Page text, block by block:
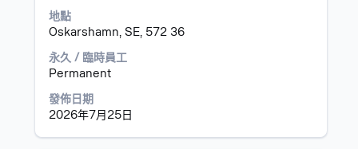
容。
地點
Oskarshamn, SE, 572 36
永久 / 臨時員工
Permanent
發佈日期
2026年7月25日
空
格
以
檢
工
作
資